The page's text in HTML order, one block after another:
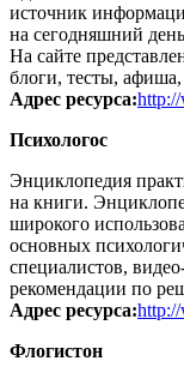
источник
на сегодняшний
На сайте
блоги, тесты,
Адрес ресурса:
Психологос
Энциклопедия
на книги.
широкого
основных
специалистов,
рекомендации по
Адрес ресурса:
Флогистон